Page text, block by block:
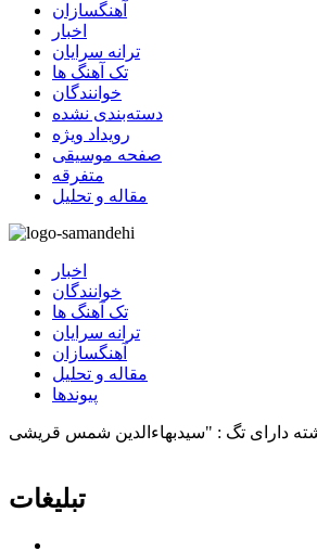
آهنگسازان
اخبار
ترانه سرایان
تک آهنگ ها
خوانندگان
دسته‌بندی نشده
رویداد ویژه
صفحه موسیقی
متفرقه
مقاله و تحلیل
اخبار
خوانندگان
تک آهنگ ها
ترانه سرایان
آهنگسازان
مقاله و تحلیل
پیوندها
تبلیغات